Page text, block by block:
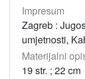
Impresum
Zagreb :
umjetnosti,
Materijalni
19 str. ; 22 cm